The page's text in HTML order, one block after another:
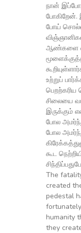
நான்
போகிறேன்.
போய்
ஆண்களை
உற்றுப்
பெறற்கரிய
சிலையை
இருக்கும்
போல
போல
கூட
The
created
pedestal
humanity
they